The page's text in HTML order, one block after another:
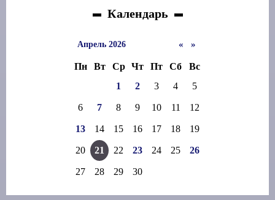
Календарь
«
Апрель 2026 »
Пн Вт Ср Чт Пт Сб
Вс
1
2 3 4 5
6 7 8 9 10 11 12
13 14 15 16 17 18 19
20 21 22 23 24 25 26
27 28 29 30